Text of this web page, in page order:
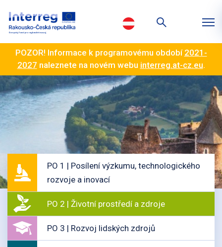
POZOR! Informace k programovému období 2021-
2027 naleznete na novém webu interreg.at-cz.eu.
PO 1 | Posílení výzkumu, technologického
rozvoje a inovací
PO 2 | Životní prostředí a zdroje
PO 3 | Rozvoj lidských zdrojů